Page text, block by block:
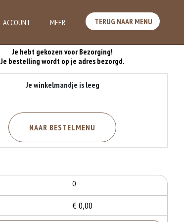
ACCOUNT MEER TERUG NAAR MENU
Je hebt gekozen voor Bezorging!
Je bestelling wordt op je adres bezorgd.
Je winkelmandje is leeg
NAAR BESTELMENU
0
€ 0,00
Je Bestelling